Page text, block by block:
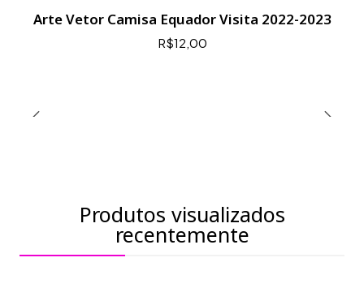
Arte Vetor Camisa Equador Visita 2022-2023
R$12,00
Produtos visualizados
recentemente